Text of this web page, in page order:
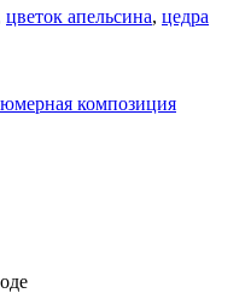
цветок апельсина, цедра
композиция